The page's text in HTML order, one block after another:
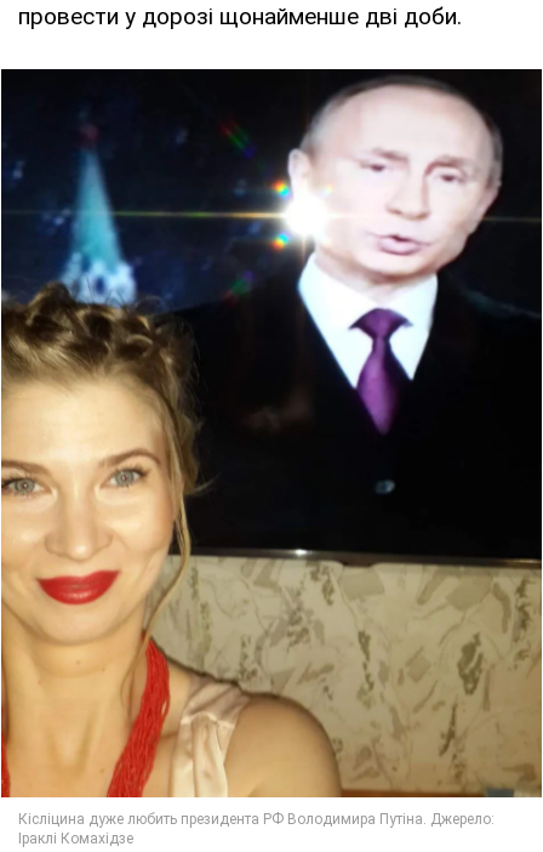
провести у дорозі щонайменше дві доби.